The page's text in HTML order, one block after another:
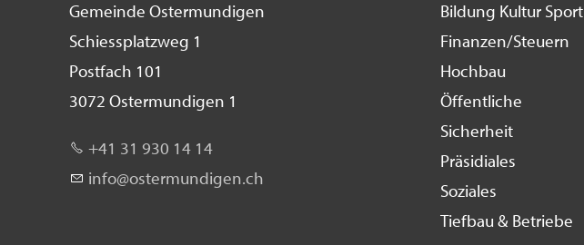
Gemeinde Ostermundigen
Schiessplatzweg 1
Postfach 101
3072 Ostermundigen 1
+41 31 930 14 14
nf
st rm nd g n ch
Bildung Kultur Sport
Finanzen/Steuern
Hochbau
Öffentliche
Sicherheit
Präsidiales
Soziales
Tiefbau & Betriebe